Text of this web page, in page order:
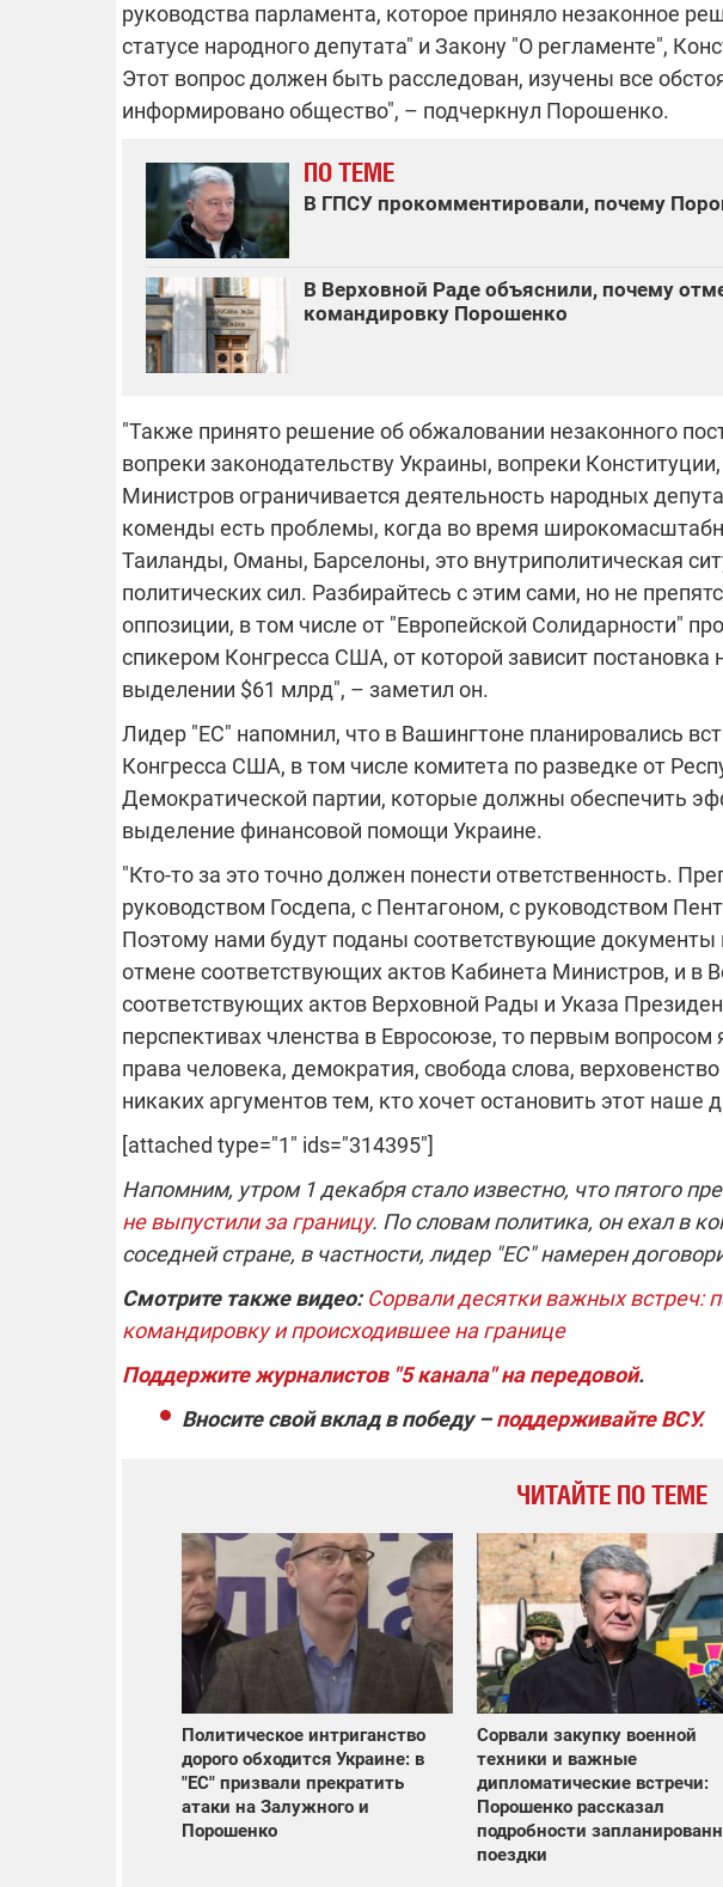
руководства парламента, которое приняло незаконное
статусе народного депутата" и Закону "О регламенте",
Этот вопрос должен быть расследован, изучены все
информировано общество", – подчеркнул Порошенко.
ПО ТЕМЕ
В ГПСУ прокомментировали, почему
В Верховной Раде объяснили, почему
командировку Порошенко
"Также принято решение об обжаловании незаконного
вопреки законодательству Украины, вопреки
Министров ограничивается деятельность народных
коменды есть проблемы, когда во время
Таиланды, Оманы, Барселоны, это внутриполитическая
политических сил. Разбирайтесь с этим сами, но не
оппозиции, в том числе от "Европейской Солидарности"
спикером Конгресса США, от которой зависит постановка
выделении $61 млрд", – заметил он.
Лидер "ЕС" напомнил, что в Вашингтоне планировались
Конгресса США, в том числе комитета по разведке от
Демократической партии, которые должны обеспечить
выделение финансовой помощи Украине.
"Кто-то за это точно должен понести ответственность.
руководством Госдепа, с Пентагоном, с руководством
Поэтому нами будут поданы соответствующие
отмене соответствующих актов Кабинета Министров, и в
соответствующих актов Верховной Рады и Указа
перспективах членства в Евросоюзе, то первым вопросом
права человека, демократия, свобода слова,
никаких аргументов тем, кто хочет остановить этот
[attached type="1" ids="314395"]
Напомним, утром 1 декабря стало известно, что пятого
не выпустили за границу. По словам политика, он ехал в
соседней стране, в частности, лидер "ЕС" намерен
Смотрите также видео: Сорвали десятки важных встреч:
командировку и происходившее на границе
Поддержите журналистов "5 канала" на передовой.
Вносите свой вклад в победу –поддерживайте ВСУ.
ЧИТАЙТЕ ПО ТЕМЕ
Политическое интриганство
дорого обходится Украине: в
"ЕС" призвали прекратить
атаки на Залужного и
Порошенко
Сорвали закупку военной
техники и важные
дипломатические встречи:
Порошенко рассказал
подробности
поездки